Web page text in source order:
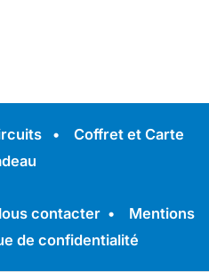
• Coffret et Carte
contacter • Mentions
de confidentialité